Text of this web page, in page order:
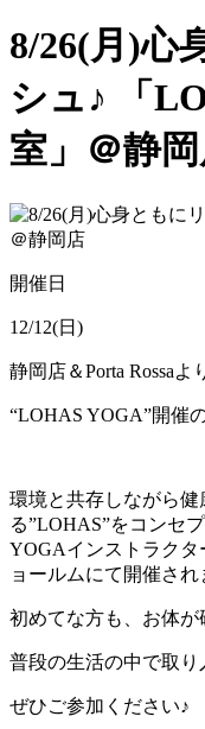
8/26(月)心
シュ♪ 「
室」＠静
開催日
12/12(日)
静岡店＆Porta Rossaよ
“LOHAS YOGA”開催
環境と共存しながら
る”LOHAS”をコンセ
YOGAインストラクタ
ョールムにて開催され
初めてな方も、お体が
普段の生活の中で取り
ぜひご参加ください♪